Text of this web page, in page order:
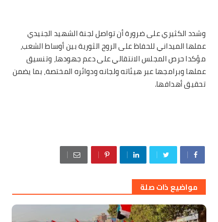
وشدد الكثيري على ضرورة أن تواصل لجنة الشهيد الجنيدي
عملها الميداني للحفاظ على الروح الثورية بين أوساط الشعب،
مؤكدا حرص المجلس الانتقالي على دعم جهودها، وتنسيق
عملها وبرامجها عبر هيئاته ولجانه ودوائره المختصة، بما يضمن
تحقيق أهدافها.
مواضيع ذات صلة